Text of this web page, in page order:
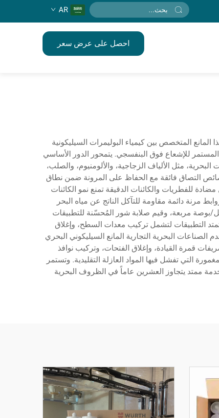
AR
احصل على عرض سعر
المتخصص بين كيمياء البوليمرات السيليكونية
للإشعاع فوق البنفسجي. يتمحور الدور الأساسي
مثل الألياف الزجاجية، والألومنيوم، والصلب،
التصاق فائقة مع الحفاظ على المرونة ضمن نطاق
على عوامل مضادة للفطريات والكائنات الدقيقة تمنع نمو الكائنات
مرنة دائمة مقاومة للتآكل الناتج عن مياه البحر
الميزات التكنولوجية الرئيسية خصائص تمدد ممتازة تتجاوز 300 بالمئة، وتصنيفات قوة شد تزيد عن 200 رطل/بوصة مربعة، وقيم صلابة شور المُحسّنة للتطبيقات
التطبيقات لتشمل تركيب معدات السطح، وإغلاق
البحرية التجارية المانع السيليكوني البحري
قمرة القيادة، وإغلاق الفتحات، وتركيب نوافذ
التي تفشل فيها المواد العازلة التقليدية. وتستمر
ممتد يتجاوز العشرين عاماً في الظروف البحرية